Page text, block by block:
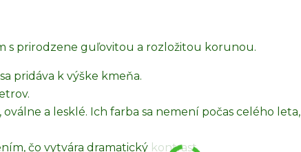
s prirodzene guľovitou a rozložitou korunou.
pridáva k výške kmeňa.
a lesklé. Ich farba sa nemení počas celého leta,
čo vytvára dramatický kontrast.